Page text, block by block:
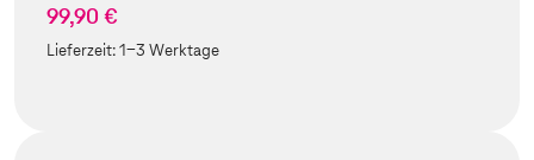
99,90 €
Lieferzeit:1-3 Werktage